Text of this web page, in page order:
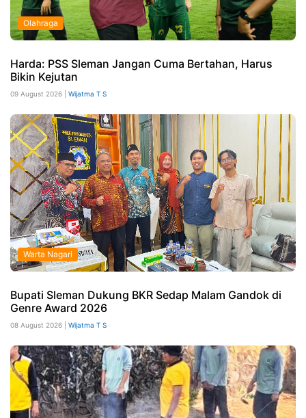
Olahraga
Harda: PSS Sleman Jangan Cuma Bertahan, Harus
Bikin Kejutan
09 August 2026 | Wijatma T S
Warta Nagari
Bupati Sleman Dukung BKR Sedap Malam Gandok di
Genre Award 2026
08 August 2026 | Wijatma T S